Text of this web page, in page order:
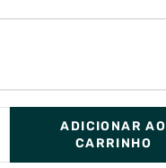
ADICIONAR AO
CARRINHO